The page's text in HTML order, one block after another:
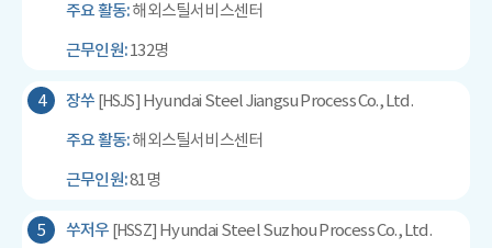
주요 활동:해외스틸서비스센터
근무인원:132명
4 장쑤 [HSJS] Hyundai Steel Jiangsu Process Co., Ltd.
주요 활동:해외스틸서비스센터
근무인원:81명
5 쑤저우 [HSSZ] Hyundai Steel Suzhou Process Co., Ltd.